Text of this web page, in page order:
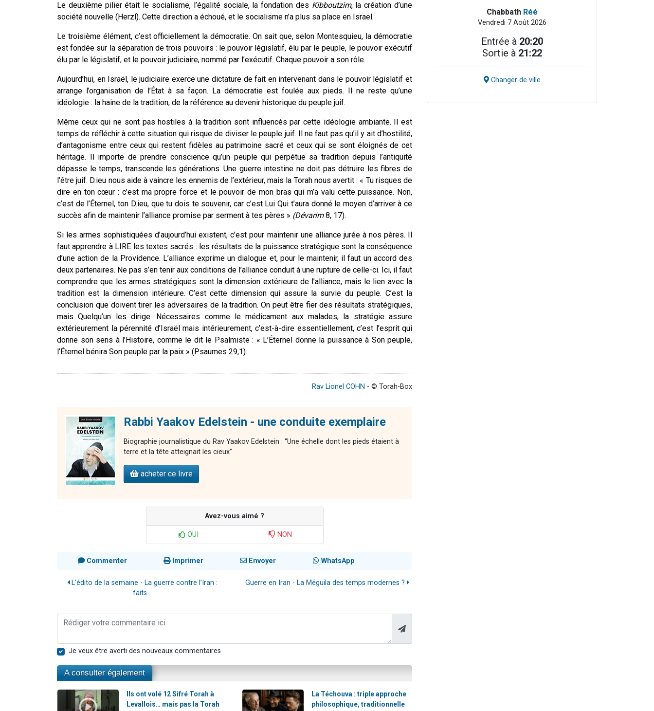
Le deuxième pilier était le socialisme, l’égalité sociale, la fondation des Kibboutzim, la création d’une
société nouvelle (Herzl). Cette direction a échoué, et le socialisme n’a plus sa place en Israël.
Le troisième élément, c’est officiellement la démocratie. On sait que, selon Montesquieu, la démocratie
est fondée sur la séparation de trois pouvoirs : le pouvoir législatif, élu par le peuple, le pouvoir exécutif
élu par le législatif, et le pouvoir judiciaire, nommé par l’exécutif. Chaque pouvoir a son rôle.
Aujourd’hui, en Israël, le judiciaire exerce une dictature de fait en intervenant dans le pouvoir législatif et
arrange l’organisation de l’État à sa façon. La démocratie est foulée aux pieds. Il ne reste qu’une
idéologie : la haine de la tradition, de la référence au devenir historique du peuple juif.
Même ceux qui ne sont pas hostiles à la tradition sont influencés par cette idéologie ambiante. Il est
temps de réfléchir à cette situation qui risque de diviser le peuple juif. Il ne faut pas qu’il y ait d’hostilité,
d’antagonisme entre ceux qui restent fidèles au patrimoine sacré et ceux qui se sont éloignés de cet
héritage. Il importe de prendre conscience qu’un peuple qui perpétue sa tradition depuis l’antiquité
dépasse le temps, transcende les générations. Une guerre intestine ne doit pas détruire les fibres de
l’être juif. D.ieu nous aide à vaincre les ennemis de l’extérieur, mais la Torah nous avertit : « Tu risques de
dire en ton cœur : c’est ma propre force et le pouvoir de mon bras qui m’a valu cette puissance. Non,
c’est de l’Éternel, ton D.ieu, que tu dois te souvenir, car c’est Lui Qui t’aura donné le moyen d’arriver à ce
succès afin de maintenir l’alliance promise par serment à tes pères » (Dévarim8, 17).
Si les armes sophistiquées d’aujourd’hui existent, c’est pour maintenir une alliance jurée à nos pères. Il
faut apprendre à LIRE les textes sacrés : les résultats de la puissance stratégique sont la conséquence
d’une action de la Providence. L’alliance exprime un dialogue et, pour le maintenir, il faut un accord des
deux partenaires. Ne pas s’en tenir aux conditions de l’alliance conduit à une rupture de celle-ci. Ici, il faut
comprendre que les armes stratégiques sont la dimension extérieure de l’alliance, mais le lien avec la
tradition est la dimension intérieure. C’est cette dimension qui assure la survie du peuple. C’est la
conclusion que doivent tirer les adversaires de la tradition. On peut être fier des résultats stratégiques,
mais Quelqu’un les dirige. Nécessaires comme le médicament aux malades, la stratégie assure
extérieurement la pérennité d’Israël mais intérieurement, c’est-à-dire essentiellement, c’est l’esprit qui
donne son sens à l’Histoire, comme le dit le Psalmiste : « L’Éternel donne la puissance à Son peuple,
l’Éternel bénira Son peuple par la paix » (Psaumes 29,1).
Rav Lionel COHN - © Torah-Box
Rabbi Yaakov Edelstein - une conduite exemplaire
Biographie journalistique du Rav Yaakov Edelstein : “Une échelle dont les pieds étaient à
terre et la tête atteignait les cieux”
acheter ce livre
Avez-vous aimé ?
OUI NON
Commenter Imprimer Envoyer WhatsApp
L'édito de la semaine - La guerre contre l’Iran :
faits...
Guerre en Iran - La Méguila des temps modernes ?
Je veux être averti des nouveaux commentaires
A consulter également
Ils ont volé 12 Sifré Torah à
Levallois… mais pas la Torah
La Téchouva : triple approche
philosophique, traditionnelle
Chabbath Réé
Vendredi 7 Août 2026
Entrée à 20:20
Sortie à 21:22
Changer de ville